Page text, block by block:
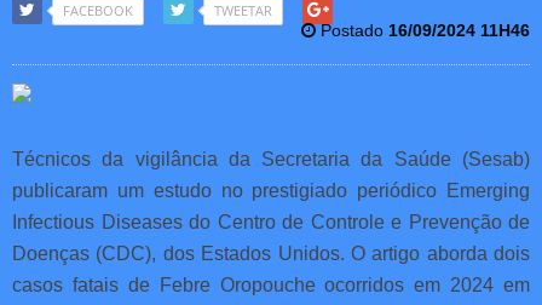
FACEBOOK TWEETAR
Postado 16/09/2024 11H46
Técnicos da vigilância da Secretaria da Saúde (Sesab)
publicaram um estudo no prestigiado periódico Emerging
Infectious Diseases do Centro de Controle e Prevenção de
Doenças (CDC), dos Estados Unidos. O artigo aborda dois
casos fatais de Febre Oropouche ocorridos em 2024 em